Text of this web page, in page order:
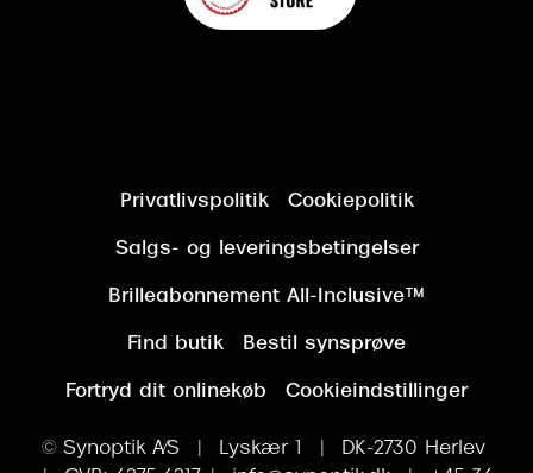
Privatlivspolitik Cookiepolitik
Salgs- og leveringsbetingelser
Brilleabonnement All-Inclusive™
Find butik Bestil synsprøve
Fortryd dit onlinekøb Cookieindstillinger
© Synoptik A/S | Lyskær 1 | DK-2730 Herlev